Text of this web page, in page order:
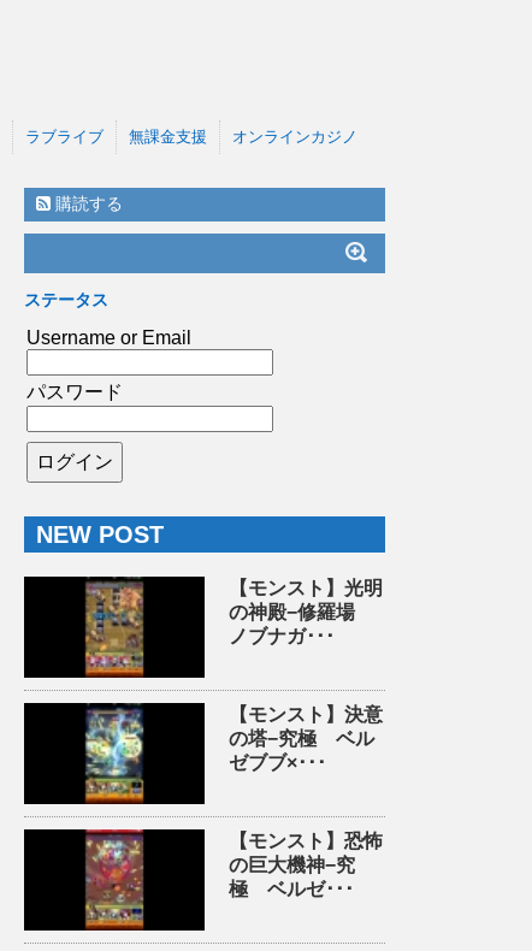
ラブライブ 無課金支援 オンラインカジノ
購読する
ステータス
Username or Email
パスワード
NEW POST
【モンスト】光明
の神殿−修羅場
ノブナガ･･･
【モンスト】決意
の塔−究極 ベル
ゼブブ×･･･
【モンスト】恐怖
の巨大機神−究
極 ベルゼ･･･